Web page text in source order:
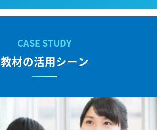
教材の活用シーン